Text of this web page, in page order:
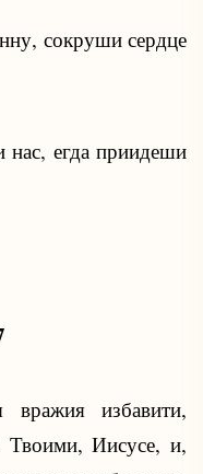
сокруши сердце
егда приидеши
вражия избавити,
Твоими, Иисусе, и,